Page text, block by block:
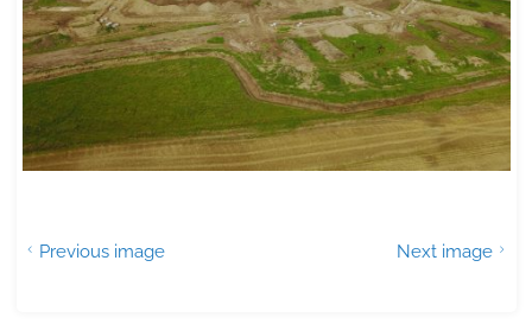
Previous image Next image